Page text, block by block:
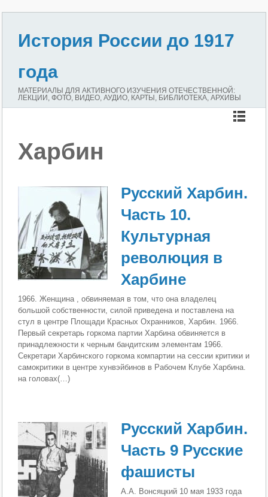
История России до 1917
года
МАТЕРИАЛЫ ДЛЯ АКТИВНОГО ИЗУЧЕНИЯ ОТЕЧЕСТВЕННОЙ:
ЛЕКЦИИ, ФОТО, ВИДЕО, АУДИО, КАРТЫ, БИБЛИОТЕКА, АРХИВЫ
Харбин
Русский Харбин.
Часть 10.
Культурная
революция в
Харбине
1966. Женщина , обвиняемая в том, что она владелец
большой собственности, силой приведена и поставлена на
стул в центре Площади Красных Охранников, Харбин. 1966.
Первый секретарь горкома партии Харбина обвиняется в
принадлежности к черным бандитским элементам 1966.
Секретари Харбинского горкома компартии на сессии критики и
самокритики в центре хунвэйбинов в Рабочем Клубе Харбина.
на головах(…)
Русский Харбин.
Часть 9 Русские
фашисты
А.А. Вонсяцкий 10 мая 1933 года